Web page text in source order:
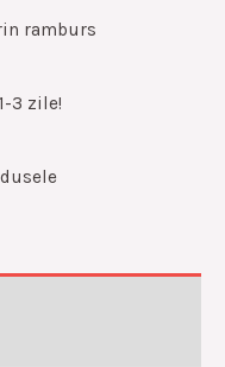
ramburs
3 zile!